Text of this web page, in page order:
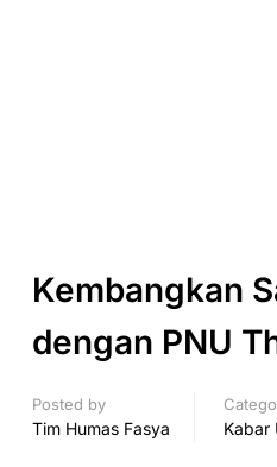
Kembangkan
dengan PNU
Posted by
Tim Humas Fasya Kabar